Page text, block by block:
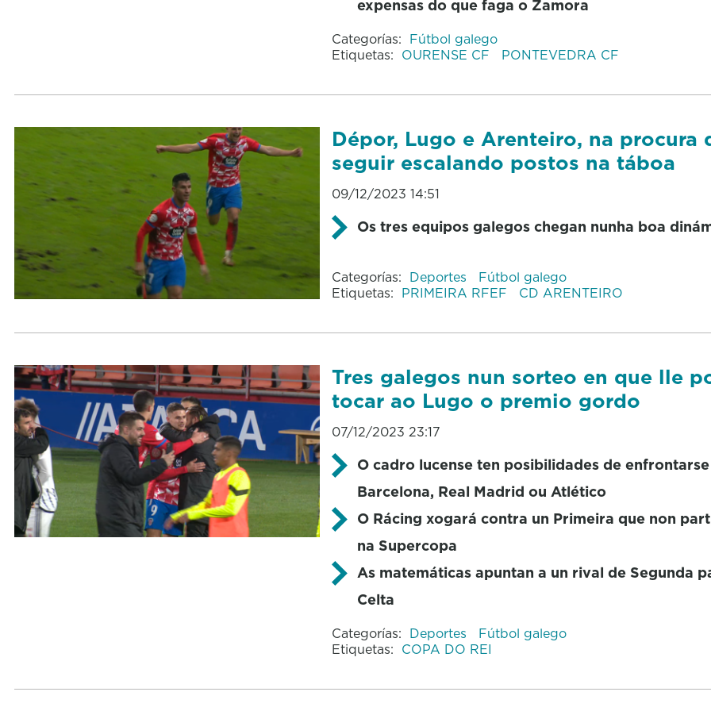
expensas do que faga o Zamora
Categorías: Fútbol galego
Etiquetas: OURENSE CF PONTEVEDRA CF
Dépor, Lugo e Arenteiro, na procura
seguir escalando postos na táboa
09/12/2023 14:51
Os tres equipos galegos chegan nunha boa
Categorías: Deportes
Fútbol galego
Etiquetas: PRIMEIRA RFEF CD ARENTEIRO
Tres galegos nun sorteo en que lle
tocar ao Lugo o premio gordo
07/12/2023 23:17
O cadro lucense ten posibilidades de
Barcelona, Real Madrid ou Atlético
O Rácing xogará contra un Primeira que non
na Supercopa
As matemáticas apuntan a un rival de Segunda
Celta
Categorías: Deportes
Fútbol galego
Etiquetas: COPA DO REI